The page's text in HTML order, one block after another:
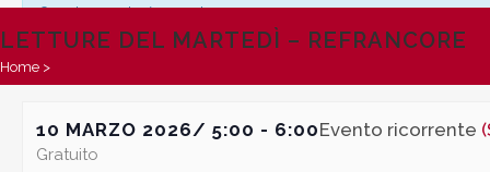
LETTURE DEL MARTEDÌ – REFRANCORE
Home >
Questo evento è passato.
Letture del martedì – REFRANCORE
10 MARZO 2026/ 5:00 - 6:00Evento ricorrente
Gratuito